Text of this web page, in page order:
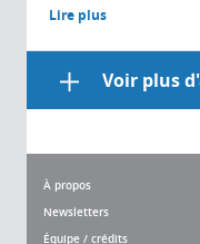
Lire plus
Voir plus
À propos
Newsletters
Équipe / crédits